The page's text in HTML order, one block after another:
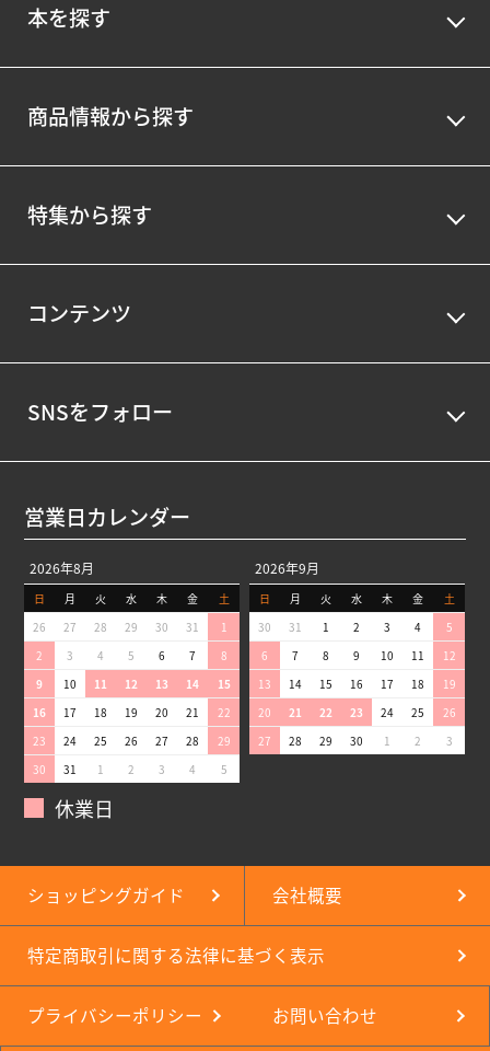
本を探す
商品情報から探す
特集から探す
コンテンツ
SNSをフォロー
営業日カレンダー
2026年8月
日 月 火 水 木 金
土
26
27 28 29 30 31
1
2
3 4 5 6 7
8
9
10 11 12 13 14
15
16
17 18 19 20 21
22
23
24 25 26 27 28
29
30
31 1 2 3 4 5
2026年9月
日 月 火 水 木 金
土
30
31 1 2 3 4
5
6
7 8 9 10 11
12
13
14 15 16 17 18
19
20
21 22 23 24 25
26
27
28 29 30 1 2 3
休業日
ショッピングガイド 会社概要
特定商取引に関する法律に基づく表示
プライバシーポリシー お問い合わせ